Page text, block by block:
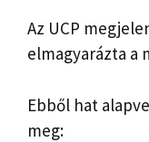
Az UCP
elmagyarázta a
Ebből hat
meg: